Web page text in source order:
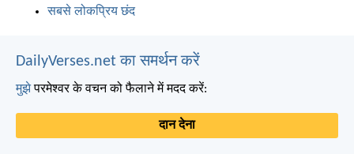
सबसे लोकप्रिय छंद
DailyVerses.net का समर्थन करें
मुझेपरमेश्वर के वचन को फैलाने में मदद करें:
दान देना